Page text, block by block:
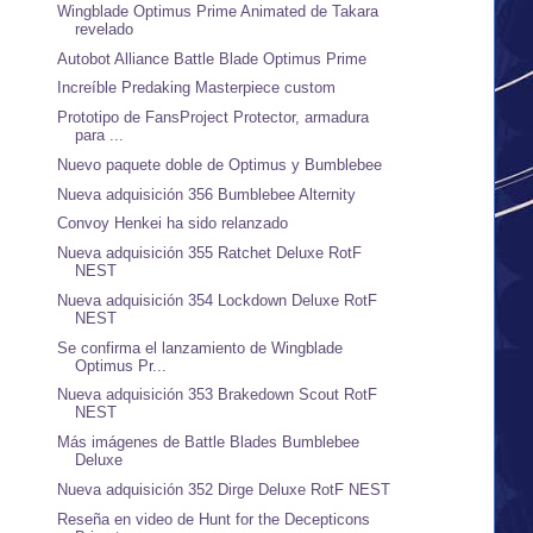
Wingblade Optimus Prime Animated de Takara
revelado
Autobot Alliance Battle Blade Optimus Prime
Increíble Predaking Masterpiece custom
Prototipo de FansProject Protector, armadura
para ...
Nuevo paquete doble de Optimus y Bumblebee
Nueva adquisición 356 Bumblebee Alternity
Convoy Henkei ha sido relanzado
Nueva adquisición 355 Ratchet Deluxe RotF
NEST
Nueva adquisición 354 Lockdown Deluxe RotF
NEST
Se confirma el lanzamiento de Wingblade
Optimus Pr...
Nueva adquisición 353 Brakedown Scout RotF
NEST
Más imágenes de Battle Blades Bumblebee
Deluxe
Nueva adquisición 352 Dirge Deluxe RotF NEST
Reseña en video de Hunt for the Decepticons